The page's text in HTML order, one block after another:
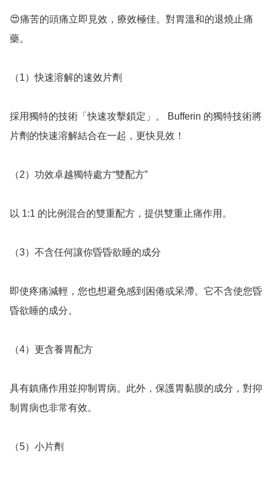
😍痛苦的頭痛立即見效，療效極佳。對胃溫和的退燒止痛
藥。
（1）快速溶解的速效片劑
採用獨特的技術「快速攻擊鎖定」。 Bufferin 的獨特技術將
片劑的快速溶解結合在一起，更快見效！
（2）功效卓越獨特處方“雙配方”
以 1:1 的比例混合的雙重配方，提供雙重止痛作用。
（3）不含任何讓你昏昏欲睡的成分
即使疼痛減輕，您也想避免感到困倦或呆滯。它不含使您昏
昏欲睡的成分。
（4）更含養胃配方
具有鎮痛作用並抑制胃病。此外，保護胃黏膜的成分，對抑
制胃病也非常有效。
（5）小片劑